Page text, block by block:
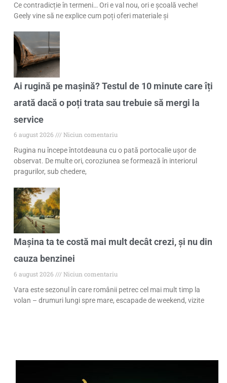
Ce contradicție în termeni… Ori e val nou, ori e școală veche!
Geely vine să ne explice cum poți oferi materiale și
Ai rugină pe mașină? Testul de 10 minute care îți
arată dacă o poți trata sau trebuie să mergi la
service
6 august 2026
Niciun comentariu
Rugina nu începe întotdeauna cu o pată portocalie ușor de
observat. De multe ori, coroziunea se formează în interiorul
pragurilor, sub chedere,
Mașina ta te costă mai mult decât crezi, și nu din
cauza benzinei
6 august 2026
Niciun comentariu
Vara este sezonul în care românii petrec cel mai mult timp la
volan – drumuri lungi spre mare, escapade de weekend, vizite